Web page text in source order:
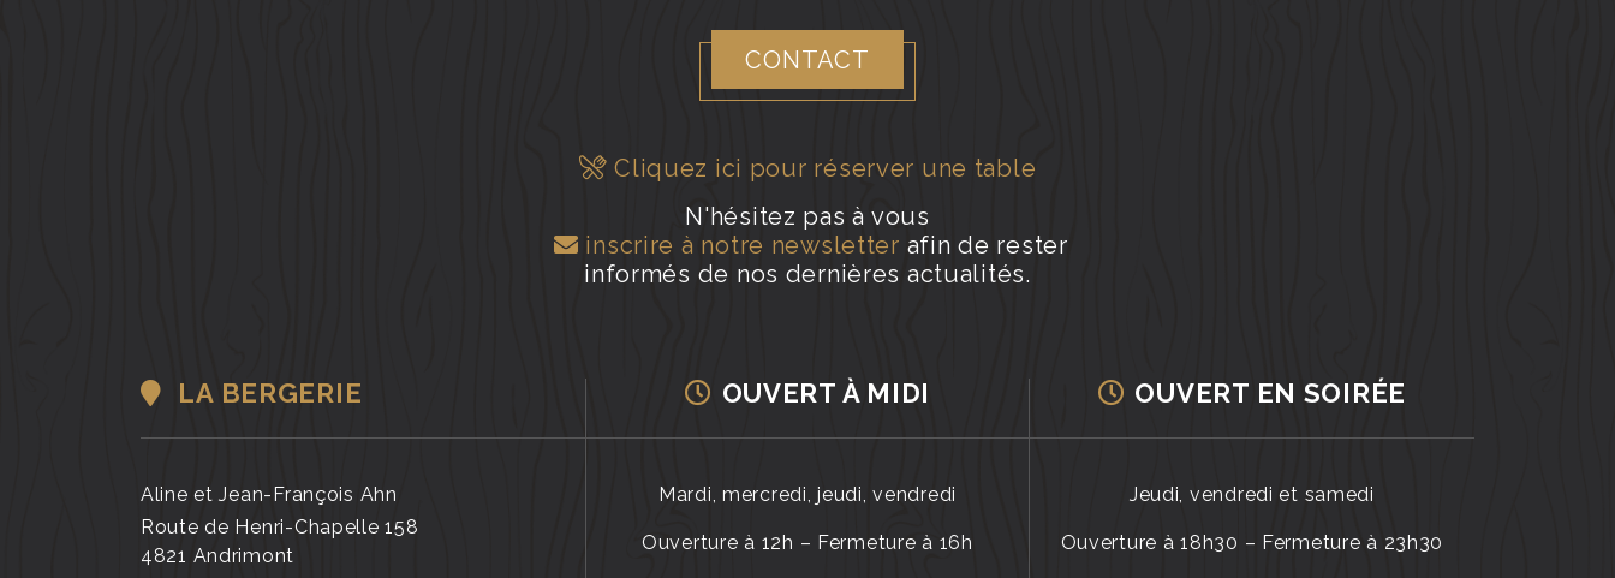
CONTACT
Cliquez ici pour réserver une table
N'hésitez pas à vous
inscrire à notre newsletter afin de rester
informés de nos dernières actualités.
LA BERGERIE
Aline et Jean-François Ahn
Route de Henri-Chapelle 158
4821 Andrimont
OUVERT À MIDI
Mardi, mercredi, jeudi, vendredi
Ouverture à 12h – Fermeture à 16h
OUVERT EN SOIRÉE
Jeudi, vendredi et samedi
Ouverture à 18h30 – Fermeture à 23h30